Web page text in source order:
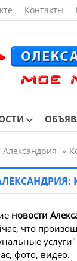
Контакты
Александрия »
новости
что
фото, видео.